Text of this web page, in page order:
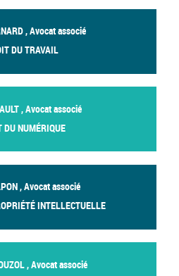
, Avocat associé
DU TRAVAIL
, Avocat associé
DU NUMÉRIQUE
, Avocat associé
INTELLECTUELLE
, Avocat associé